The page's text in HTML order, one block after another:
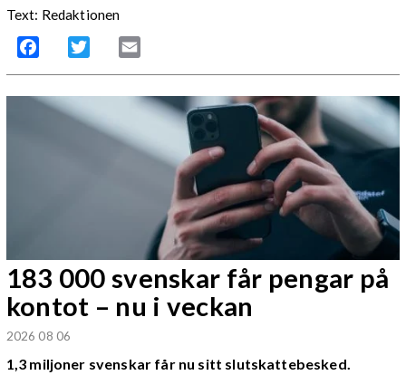
Text: Redaktionen
Facebook Twitter
183 000 svenskar får pengar på
kontot – nu i veckan
2026 08 06
1,3 miljoner svenskar får nu sitt slutskattebesked.